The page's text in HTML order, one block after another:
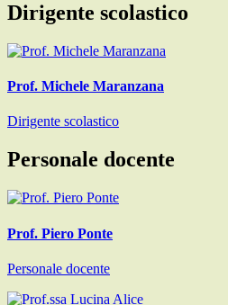
Dirigente scolastico
Prof. Michele Maranzana
Dirigente scolastico
Personale docente
Prof. Piero Ponte
Personale docente